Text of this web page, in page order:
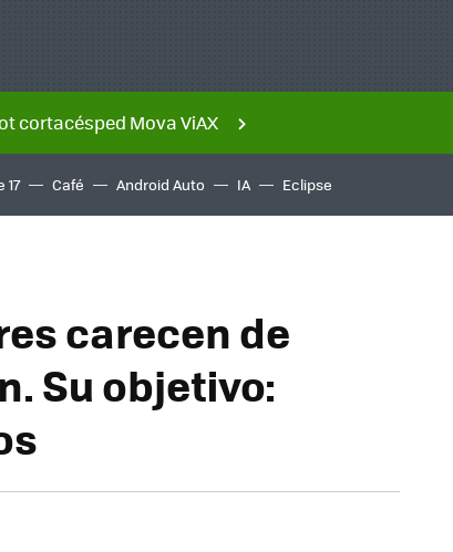
cortacésped Mova ViAX
17 Café Android Auto IA Eclipse
carecen de
Su objetivo: